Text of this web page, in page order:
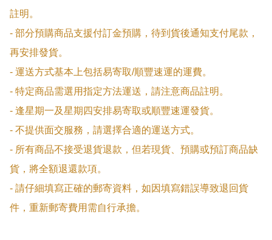
註明。
- 部分預購商品支援付訂金預購，待到貨後通知支付尾款，
再安排發貨。
- 運送方式基本上包括易寄取/順豐速運的運費。
- 特定商品需選用指定方法運送，請注意商品註明。
- 逢星期一及星期四安排易寄取或順豐速運發貨。
- 不提供面交服務，請選擇合適的運送方式。
- 所有商品不接受退貨退款，但若現貨、預購或預訂商品缺
貨，將全額退還款項。
- 請仔細填寫正確的郵寄資料，如因填寫錯誤導致退回貨
件，重新郵寄費用需自行承擔。